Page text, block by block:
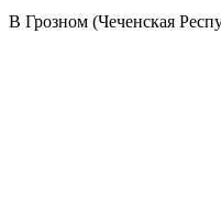
В Грозном (Чеченская